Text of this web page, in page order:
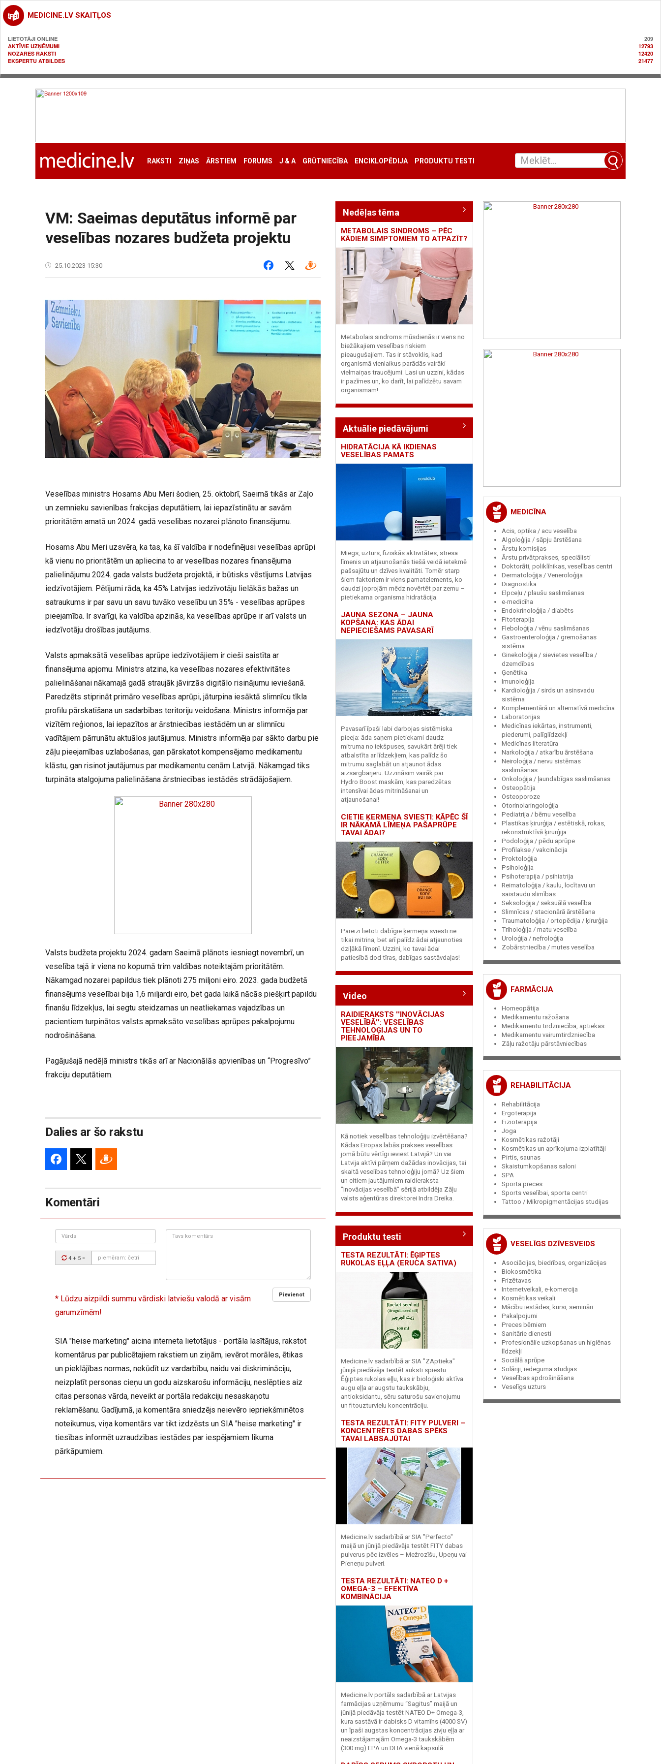
MEDICINE.LV SKAITĻOS
LIETOTĀJI ONLINE
209
AKTĪVIE UZŅĒMUMI
12793
NOZARES RAKSTI
12420
EKSPERTU ATBILDES
21477
RAKSTI ZIŅAS ĀRSTIEM FORUMS J & A GRŪTNIECĪBA ENCIKLOPĒDIJA PRODUKTU TESTI
VM: Saeimas deputātus informē par
veselības nozares budžeta projektu
25.10.2023 15:30
Veselības ministrs Hosams Abu Meri šodien, 25. oktobrī, Saeimā tikās ar Zaļo
un zemnieku savienības frakcijas deputātiem, lai iepazīstinātu ar savām
prioritātēm amatā un 2024. gadā veselības nozarei plānoto finansējumu.
Hosams Abu Meri uzsvēra, ka tas, ka šī valdība ir nodefinējusi veselības aprūpi
kā vienu no prioritātēm un apliecina to ar veselības nozares finansējuma
palielinājumu 2024. gada valsts budžeta projektā, ir būtisks vēstījums Latvijas
iedzīvotājiem. Pētījumi rāda, ka 45% Latvijas iedzīvotāju lielākās bažas un
satraukums ir par savu un savu tuvāko veselību un 35% - veselības aprūpes
pieejamība. Ir svarīgi, ka valdība apzinās, ka veselības aprūpe ir arī valsts un
iedzīvotāju drošības jautājums.
Valsts apmaksātā veselības aprūpe iedzīvotājiem ir cieši saistīta ar
finansējuma apjomu. Ministrs atzina, ka veselības nozares efektivitātes
palielināšanai nākamajā gadā straujāk jāvirzās digitālo risinājumu ieviešanā.
Paredzēts stiprināt primāro veselības aprūpi, jāturpina iesāktā slimnīcu tīkla
profilu pārskatīšana un sadarbības teritoriju veidošana. Ministrs informēja par
vizītēm reģionos, lai iepazītos ar ārstniecības iestādēm un ar slimnīcu
vadītājiem pārrunātu aktuālos jautājumus. Ministrs informēja par sākto darbu pie
zāļu pieejamības uzlabošanas, gan pārskatot kompensējamo medikamentu
klāstu, gan risinot jautājumus par medikamentu cenām Latvijā. Nākamgad tiks
turpināta atalgojuma palielināšana ārstniecības iestādēs strādājošajiem.
Valsts budžeta projektu 2024. gadam Saeimā plānots iesniegt novembrī, un
veselība tajā ir viena no kopumā trim valdības noteiktajām prioritātēm.
Nākamgad nozarei papildus tiek plānoti 275 miljoni eiro. 2023. gada budžetā
finansējums veselībai bija 1,6 miljardi eiro, bet gada laikā nācās piešķirt papildu
finanšu līdzekļus, lai segtu steidzamas un neatliekamas vajadzības un
pacientiem turpinātos valsts apmaksāto veselības aprūpes pakalpojumu
nodrošināšana.
Pagājušajā nedēļā ministrs tikās arī ar Nacionālās apvienības un “Progresīvo”
frakciju deputātiem.
Dalies ar šo rakstu
Komentāri
Vārds
Drošības
kods:
4 + 5 =
Tavs
Pievienot
* Lūdzu aizpildi summu vārdiski latviešu valodā ar visām
garumzīmēm!
SIA "heise marketing" aicina interneta lietotājus - portāla lasītājus, rakstot
komentārus par publicētajiem rakstiem un ziņām, ievērot morāles, ētikas
un pieklājības normas, nekūdīt uz vardarbību, naidu vai diskrimināciju,
neizplatīt personas cieņu un godu aizskarošu informāciju, neslēpties aiz
citas personas vārda, neveikt ar portāla redakciju nesaskaņotu
reklamēšanu. Gadījumā, ja komentāra sniedzējs neievēro iepriekšminētos
noteikumus, viņa komentārs var tikt izdzēsts un SIA "heise marketing" ir
tiesības informēt uzraudzības iestādes par iespējamiem likuma
pārkāpumiem.
Nedēļas tēma
METABOLAIS SINDROMS – PĒC
KĀDIEM SIMPTOMIEM TO ATPAZĪT?
Metabolais sindroms mūsdienās ir viens no
biežākajiem veselības riskiem
pieaugušajiem. Tas ir stāvoklis, kad
organismā vienlaikus parādās vairāki
vielmaiņas traucējumi. Lasi un uzzini, kādas
ir pazīmes un, ko darīt, lai palīdzētu savam
organismam!
Aktuālie piedāvājumi
HIDRATĀCIJA KĀ IKDIENAS
VESELĪBAS PAMATS
Miegs, uzturs, fiziskās aktivitātes, stresa
līmenis un atjaunošanās tiešā veidā ietekmē
pašsajūtu un dzīves kvalitāti. Tomēr starp
šiem faktoriem ir viens pamatelements, ko
daudzi joprojām mēdz novērtēt par zemu –
pietiekama organisma hidratācija.
JAUNA SEZONA – JAUNA
KOPŠANA: KAS ĀDAI
NEPIECIEŠAMS PAVASARĪ
Pavasarī īpaši labi darbojas sistēmiska
pieeja: āda saņem pietiekami daudz
mitruma no iekšpuses, savukārt ārēji tiek
atbalstīta ar līdzekļiem, kas palīdz šo
mitrumu saglabāt un atjaunot ādas
aizsargbarjeru. Uzzināsim vairāk par
Hydro Boost maskām, kas paredzētas
intensīvai ādas mitrināšanai un
atjaunošanai!
CIETIE ĶERMEŅA SVIESTI: KĀPĒC ŠĪ
IR NĀKAMĀ LĪMEŅA PAŠAPRŪPE
TAVAI ĀDAI?
Pareizi lietoti dabīgie ķermeņa sviesti ne
tikai mitrina, bet arī palīdz ādai atjaunoties
dziļākā līmenī. Uzzini, ko tavai ādai
patiesībā dod tīras, dabīgas sastāvdaļas!
Video
RAIDIERAKSTS ''INOVĀCIJAS
VESELĪBĀ'': VESELĪBAS
TEHNOLOĢIJAS UN TO
PIEEJAMĪBA
Kā notiek veselības tehnoloģiju izvērtēšana?
Kādas Eiropas labās prakses veselības
jomā būtu vērtīgi ieviest Latvijā? Un vai
Latvija aktīvi pārņem dažādas inovācijas, tai
skaitā veselības tehnoloģiju jomā? Uz šiem
un citiem jautājumiem raidieraksta
"Inovācijas veselībā" sērijā atbildēja Zāļu
valsts aģentūras direktorei Indra Dreika.
Produktu testi
TESTA REZULTĀTI: ĒĢIPTES
RUKOLAS EĻĻA (ERUCA SATIVA)
Medicine.lv sadarbībā ar SIA "ZAptieka"
jūnijā piedāvāja testēt auksti spiestu
Ēģiptes rukolas eļļu, kas ir bioloģiski aktīva
augu eļļa ar augstu taukskābju,
antioksidantu, sēru saturošu savienojumu
un fitouzturvielu koncentrāciju.
TESTA REZULTĀTI: FITY PULVERI –
KONCENTRĒTS DABAS SPĒKS
TAVAI LABSAJŪTAI
Medicine.lv sadarbībā ar SIA "Perfecto"
maijā un jūnijā piedāvāja testēt FITY dabas
pulverus pēc izvēles – Mežrozīšu, Upeņu vai
Pieneņu pulveri.
TESTA REZULTĀTI: NATEO D +
OMEGA-3 – EFEKTĪVA
KOMBINĀCIJA
Medicine.lv portāls sadarbībā ar Latvijas
farmācijas uzņēmumu “Sagitus” maijā un
jūnijā piedāvāja testēt NATEO D+ Omega-3,
kura sastāvā ir dabisks D vitamīns (4000 SV)
un īpaši augstas koncentrācijas zivju eļļa ar
neaizstājamajām Omega-3 taukskābēm
(300 mg) EPA un DHA vienā kapsulā.
MEDICĪNA
Acis, optika / acu veselība
Algoloģija / sāpju ārstēšana
Ārstu komisijas
Ārstu privātprakses, speciālisti
Doktorāti, poliklīnikas, veselības centri
Dermatoloģija / Veneroloģija
Diagnostika
Elpceļu / plaušu saslimšanas
e-medicīna
Endokrinoloģija / diabēts
Fitoterapija
Fleboloģija / vēnu saslimšanas
Gastroenteroloģija / gremošanas
sistēma
Ginekoloģija / sievietes veselība /
dzemdības
Ģenētika
Imunoloģija
Kardioloģija / sirds un asinsvadu
sistēma
Komplementārā un alternatīvā medicīna
Laboratorijas
Medicīnas iekārtas, instrumenti,
piederumi, palīglīdzekļi
Medicīnas literatūra
Narkoloģija / atkarību ārstēšana
Neiroloģija / nervu sistēmas
saslimšanas
Onkoloģija / ļaundabīgas saslimšanas
Osteopātija
Osteoporoze
Otorinolaringoloģija
Pediatrija / bērnu veselība
Plastikas ķirurģija / estētiskā, rokas,
rekonstruktīvā ķirurģija
Podoloģija / pēdu aprūpe
Profilakse / vakcinācija
Proktoloģija
Psiholoģija
Psihoterapija / psihiatrija
Reimatoloģija / kaulu, locītavu un
saistaudu slimības
Seksoloģija / seksuālā veselība
Slimnīcas / stacionārā ārstēšana
Traumatoloģija / ortopēdija / ķirurģija
Triholoģija / matu veselība
Uroloģija / nefroloģija
Zobārstniecība / mutes veselība
FARMĀCIJA
Homeopātija
Medikamentu ražošana
Medikamentu tirdzniecība, aptiekas
Medikamentu vairumtirdzniecība
Zāļu ražotāju pārstāvniecības
REHABILITĀCIJA
Rehabilitācija
Ergoterapija
Fizioterapija
Joga
Kosmētikas ražotāji
Kosmētikas un aprīkojuma izplatītāji
Pirtis, saunas
Skaistumkopšanas saloni
SPA
Sporta preces
Sports veselībai, sporta centri
Tattoo / Mikropigmentācijas studijas
VESELĪGS DZĪVESVEIDS
Asociācijas, biedrības, organizācijas
Biokosmētika
Frizētavas
Internetveikali, e-komercija
Kosmētikas veikali
Mācību iestādes, kursi, semināri
Pakalpojumi
Preces bērniem
Sanitārie dienesti
Profesionālie uzkopšanas un higiēnas
līdzekļi
Sociālā aprūpe
Solāriji, iedeguma studijas
Veselības apdrošināšana
Veselīgs uzturs